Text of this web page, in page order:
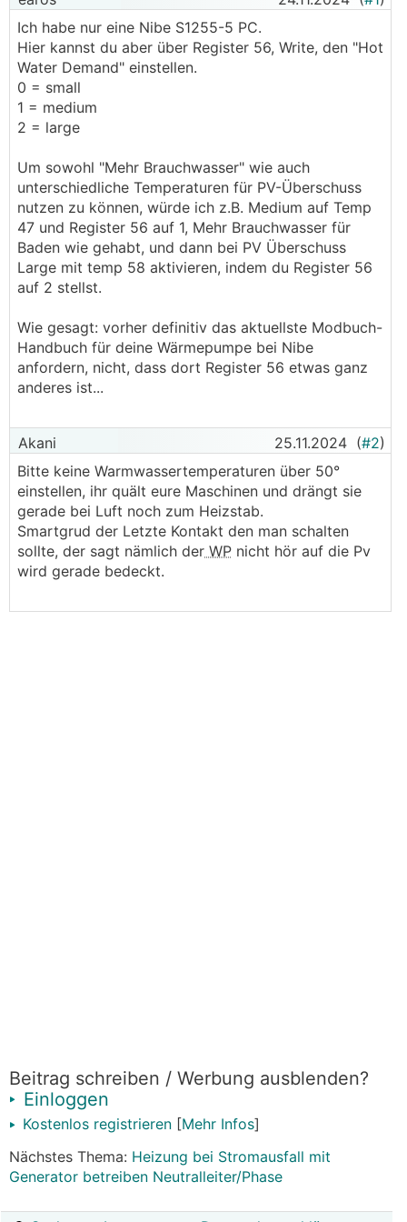
Ich habe nur eine Nibe S1255-5 PC.
Hier kannst du aber über Register 56, Write, den "Hot
Water Demand" einstellen.
0 = small
1 = medium
2 = large
Um sowohl "Mehr Brauchwasser" wie auch
unterschiedliche Temperaturen für PV-Überschuss
nutzen zu können, würde ich z.B. Medium auf Temp
47 und Register 56 auf 1, Mehr Brauchwasser für
Baden wie gehabt, und dann bei PV Überschuss
Large mit temp 58 aktivieren, indem du Register 56
auf 2 stellst.
Wie gesagt: vorher definitiv das aktuellste Modbuch-
Handbuch für deine Wärmepumpe bei Nibe
anfordern, nicht, dass dort Register 56 etwas ganz
anderes ist...
Akani 25.11.2024 (#2)
Bitte keine Warmwassertemperaturen über 50°
einstellen, ihr quält eure Maschinen und drängt sie
gerade bei Luft noch zum Heizstab.
Smartgrud der Letzte Kontakt den man schalten
sollte, der sagt nämlich der WP nicht hör auf die Pv
wird gerade bedeckt.
Beitrag schreiben / Werbung ausblenden?
Einloggen
Kostenlos registrieren [Mehr Infos]
Nächstes Thema: Heizung bei Stromausfall mit
Generator betreiben Neutralleiter/Phase